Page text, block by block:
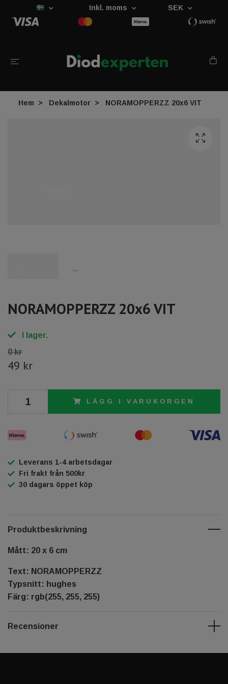
Inkl. moms SEK
Hem Dekalmotor NORAMOPPERZZ 20x6 VIT
NORAMOPPERZZ 20x6 VIT
I lager.
0 kr
49 kr
LÄGG I VARUKORGEN
Leverans 1-4 arbetsdagar
Fri frakt från 500kr
30 dagars öppet köp
Produktbeskrivning
Mått: 20 x 6 cm
Text: NORAMOPPERZZ
Typsnitt: hughes
Färg: rgb(255, 255, 255)
Recensioner